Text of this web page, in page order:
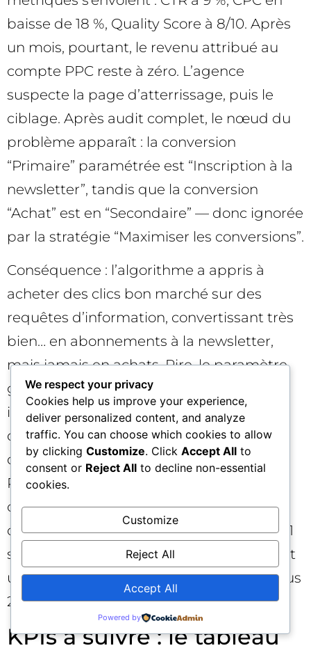
baisse de 18 %, Quality Score à 8/10. Après
un mois, pourtant, le revenu attribué au
compte PPC reste à zéro. L’agence
suspecte la page d’atterrissage, puis le
ciblage. Après audit complet, le nœud du
problème apparaît : la conversion
“Primaire” paramétrée est “Inscription à la
newsletter”, tandis que la conversion
“Achat” est en “Secondaire” — donc ignorée
par la stratégie “Maximiser les conversions”.
Conséquence : l’algorithme a appris à
acheter des clics bon marché sur des
requêtes d’information, convertissant très
bien… en abonnements à la newsletter,
mais jamais en achats. Pire, le paramètre
géographique était en “Présence ou
intérêt”, siphonnant 22 % du budget vers
des pays non livrables. En corrigeant ces
deux points — passage d’“Achat” en
Primaire avec valeur, bascule en ROAS
cible modéré, et “Présence” stricte — le
compte PPC bascule en 14 jours : ROAS 3,1
sur le non-marque, panier moyen +12 %, et
une part de trafic non livrable tombée sous
2 %. Un “petit” réglage, un grand virage.
KPIs à suivre : le tableau
We respect your privacy
Cookies help us improve your experience,
deliver personalized content, and analyze
traffic. You can choose which cookies to allow
by clicking Customize. Click Accept All to
consent or Reject All to decline non-essential
cookies.
Customize
Reject All
Accept All
Powered by